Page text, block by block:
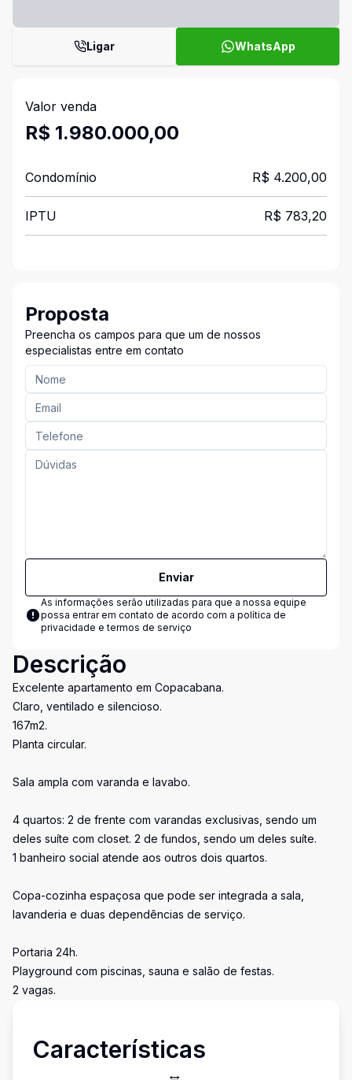
Ligar WhatsApp
Valor venda
R$ 1.980.000,00
Condomínio R$ 4.200,00
IPTU R$ 783,20
Proposta
Preencha os campos para que um de nossos
especialistas entre em contato
Enviar
As informações serão utilizadas para que a nossa equipe
possa entrar em contato de acordo com a política de
privacidade e termos de serviço
Descrição
Excelente apartamento em Copacabana.
Claro, ventilado e silencioso.
167m2.
Planta circular.
Sala ampla com varanda e lavabo.
4 quartos: 2 de frente com varandas exclusivas, sendo um
deles suíte com closet. 2 de fundos, sendo um deles suíte.
1 banheiro social atende aos outros dois quartos.
Copa-cozinha espaçosa que pode ser integrada a sala,
lavanderia e duas dependências de serviço.
Portaria 24h.
Playground com piscinas, sauna e salão de festas.
2 vagas.
Características